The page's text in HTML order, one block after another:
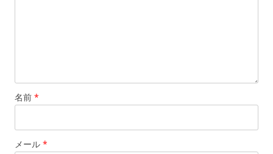
名前 *
メール *